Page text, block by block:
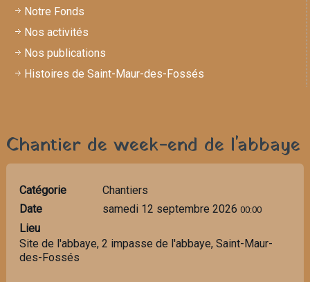
Notre Fonds
Nos activités
Nos publications
Histoires de Saint-Maur-des-Fossés
Chantier de week-end de l'abbaye
Catégorie
Chantiers
Date
samedi 12 septembre 2026 00:00
Lieu
Site de l'abbaye, 2 impasse de l'abbaye, Saint-Maur-
des-Fossés